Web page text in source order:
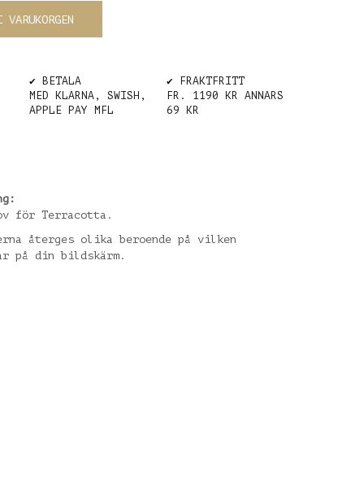
✔️ BETALA
MED KLARNA, SWISH,
APPLE PAY MFL
✔️ FRAKTFRITT
FR. 1190 KR ANNARS
69 KR
för Terracotta.
återges olika beroende på vilken
på din bildskärm.